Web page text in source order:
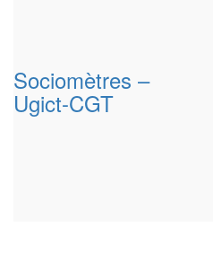
Sociomètres –
Ugict-CGT